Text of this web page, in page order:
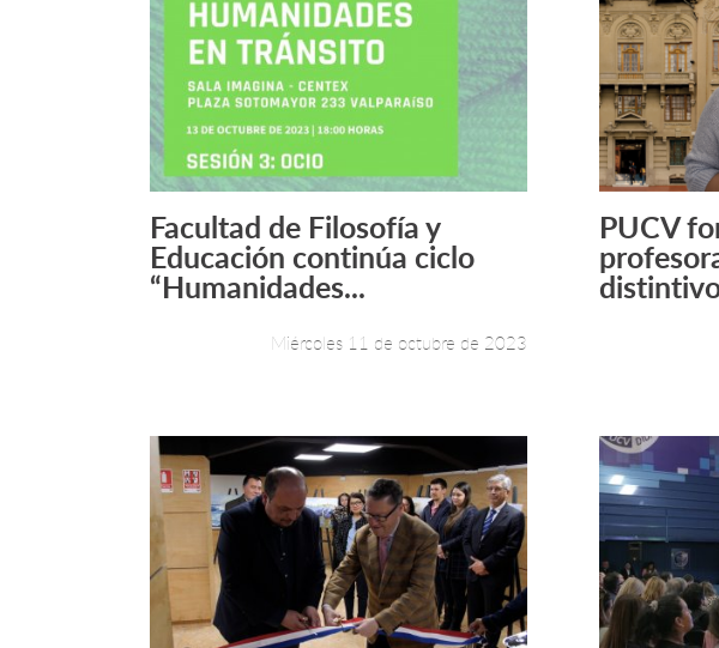
Leer más +
Facultad de Filosofía y
Educación continúa ciclo
“Humanidades...
Miércoles 11 de octubre de 2023
PUCV